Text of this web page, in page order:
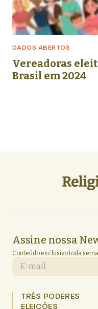
DADOS ABERTOS
Vereadoras
Brasil em 2024
Assine nossa
Conteúdo exclusivo toda
E-mail
TRÊS PODERES
ELEIÇÕES